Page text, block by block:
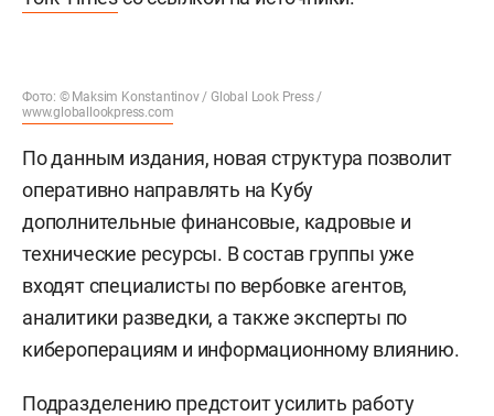
Фото: © Maksim Konstantinov / Global Look Press /
www.globallookpress.com
По данным издания, новая структура позволит
оперативно направлять на Кубу
дополнительные финансовые, кадровые и
технические ресурсы. В состав группы уже
входят специалисты по вербовке агентов,
аналитики разведки, а также эксперты по
кибероперациям и информационному влиянию.
Подразделению предстоит усилить работу